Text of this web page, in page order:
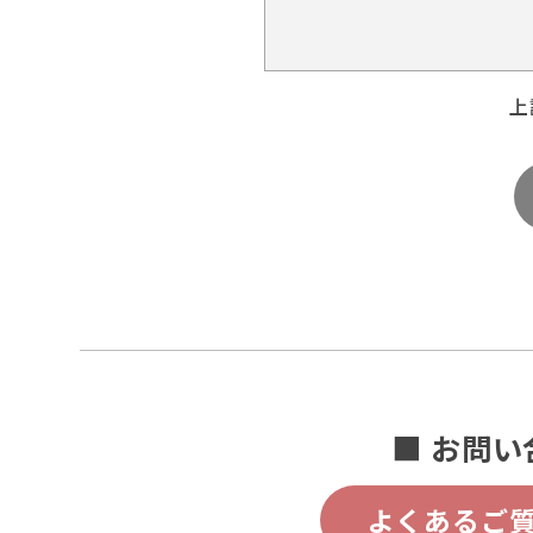
■ お問い
よくあるご